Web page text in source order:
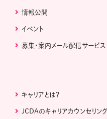
情報公開
イベント
募集・案内メール配信サービス
キャリアとは？
JCDAのキャリアカウンセリング